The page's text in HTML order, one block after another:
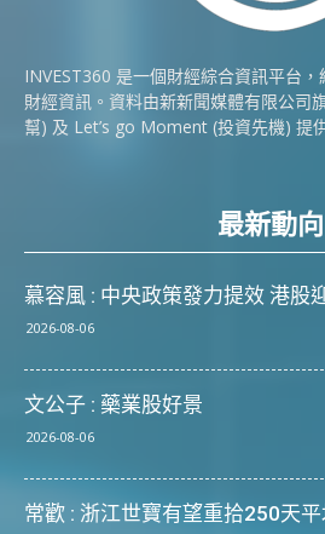
INVEST360 是一個財經綜合資訊平台
財經資訊。資料由新新聞媒體有限公司
幫) 及 Let’s go Moment (投資先機) 提
最新動向
慕容風 : 中央政策發力提效 港股
2026-08-06
文公子 : 藥業股好景
2026-08-06
常歡 : 浙江世寶有望重拾250天